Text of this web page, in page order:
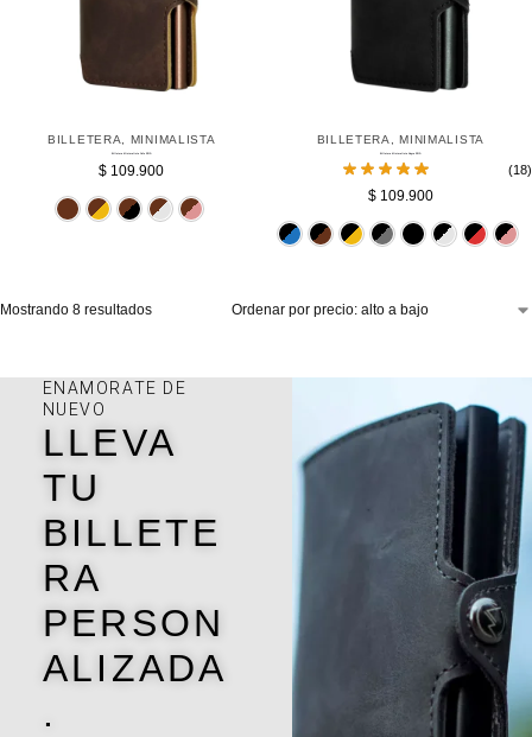
BILLETERA MINIMALISTA
$ 109.900
Cafe
BILLETERA ,MINIMALISTA
(18)
$109.900
AzulCafeDorado
Gris
Mostrando 8 resultados
ENAMORATE DE
NUEVO
LLEVA
TU
BILLETE
RA
PERSON
ALIZADA
.